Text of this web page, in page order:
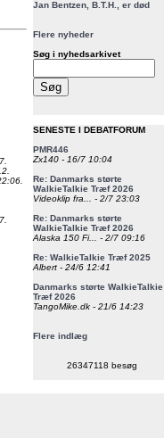
Jan Bentzen, B.T.H., er død
Flere nyheder
Søg i nyhedsarkivet
SENESTE I DEBATFORUM
PMR446
Zx140 - 16/7 10:04
Re: Danmarks størte
WalkieTalkie Træf 2026
Videoklip fra... - 2/7 23:03
Re: Danmarks størte
WalkieTalkie Træf 2026
Alaska 150 Fi... - 2/7 09:16
Re: WalkieTalkie Træf 2025
Albert - 24/6 12:41
Danmarks størte WalkieTalkie
Træf 2026
TangoMike.dk - 21/6 14:23
Flere indlæg
26347118 besøg